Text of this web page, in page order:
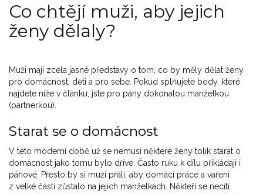
Co chtějí muži, aby jejich
ženy dělaly?
Muži mají zcela jasné představy o tom, co by měly dělat ženy
pro domácnost, děti a pro sebe. Pokud splňujete body, které
najdete níže v článku, jste pro pány dokonalou manželkou
(partnerkou).
Starat se o domácnost
V této moderní době už se nemusí některé ženy tolik starat o
domácnost jako tomu bylo dříve. Často ruku k dílu přikládají i
pánové. Přesto by si muži přáli, aby domácí práce a vaření
z velké části zůstalo na jejich manželkách. Někteří se necítí